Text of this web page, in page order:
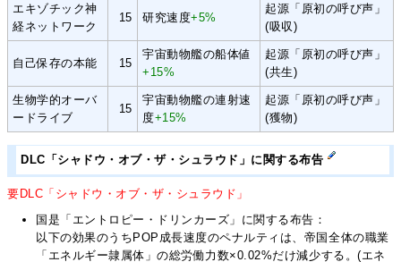
エキゾチック神
経ネットワーク
15 研究速度+5%
起源「原初の呼び声」
(吸収)
自己保存の本能 15
宇宙動物艦の船体値
+15%
起源「原初の呼び声」
(共生)
生物学的オーバ
ードライブ
15
宇宙動物艦の連射速
度+15%
起源「原初の呼び声」
(獲物)
DLC「シャドウ・オブ・ザ・シュラウド」に関する布告
要DLC「シャドウ・オブ・ザ・シュラウド」
国是「エントロピー・ドリンカーズ」に関する布告：
以下の効果のうちPOP成長速度のペナルティは、帝国全体の職業
「エネルギー隷属体」の総労働力数×0.02%だけ減少する。(エネ